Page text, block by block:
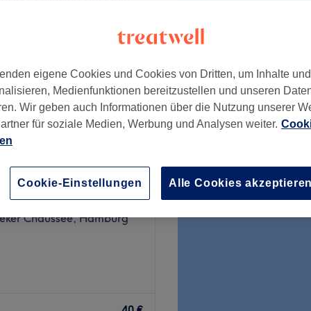
ab 65 €
Komm im Salon Li-
suche dir aus dem
Damen & Herren
31 Bewertungen
Chaussee, Hamburg
eigene Cookies und Cookies von Dritten, um Inhalte
Medienfunktionen bereitzustellen und unseren
Wir geben auch Informationen über die Nutzung unserer
für soziale Medien, Werbung und Analysen weiter.
Cookie-Einstellungen Alle Cookies akzeptieren